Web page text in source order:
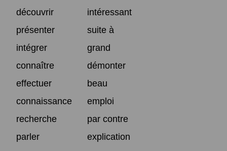
découvrir
intéressant
présenter
suite à
intégrer
grand
connaître
démonter
effectuer
beau
connaissance
emploi
recherche
par contre
parler
explication